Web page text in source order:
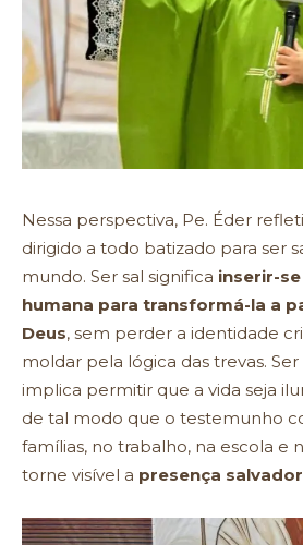
Nessa perspectiva, Pe. Éder
dirigido a todo batizado para ser
mundo. Ser sal significa inserir-
humana para transformá-la a
Deus, sem perder a identidade
moldar pela lógica das trevas. Ser
implica permitir que a vida seja
de tal modo que o testemunho
famílias, no trabalho, na escola e
torne visível a presença